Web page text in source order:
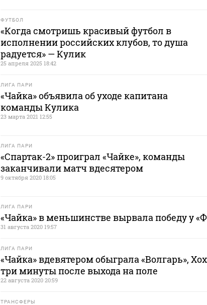
ФУТБОЛ
«Когда смотришь красивый футбол в
исполнении российских клубов, то душа
радуется» — Кулик
25 апреля 2025 18:42
ЛИГА ПАРИ
«Чайка» объявила об уходе капитана
команды Кулика
23 марта 2021 12:55
ЛИГА ПАРИ
«Спартак-2» проиграл «Чайке», команды
заканчивали матч вдесятером
9 октября 2020 18:05
ЛИГА ПАРИ
«Чайка» в меньшинстве вырвала победу у
31 августа 2020 19:57
ЛИГА ПАРИ
«Чайка» вдевятером обыграла «Волгарь»,
три минуты после выхода на поле
22 августа 2020 20:59
ТРАНСФЕРЫ